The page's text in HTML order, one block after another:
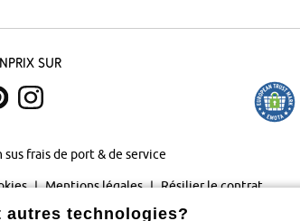
sur
sus frais de port & de service
Mentions légales Résilier le contrat
réservés.technologies?